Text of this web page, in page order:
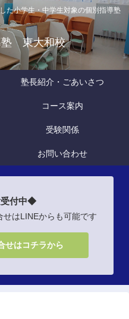
た小学生・中学生対象の個別指導塾
塾 東大和校
塾長紹介・ごあいさつ
コース案内
受験関係
お問い合わせ
付中◆
せはLINEからも可能です
せはコチラから